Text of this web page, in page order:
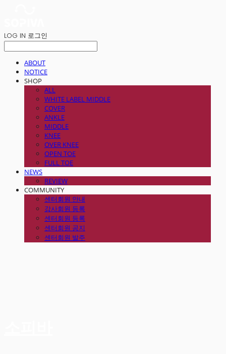
LOG IN 로그인
ABOUT
NOTICE
SHOP
ALL
WHITE LABEL MIDDLE
COVER
ANKLE
MIDDLE
KNEE
OVER KNEE
OPEN TOE
FULL TOE
NEWS
REVIEW
COMMUNITY
센터회원 안내
강사회원 등록
센터회원 등록
센터회원 공지
센터회원 발주